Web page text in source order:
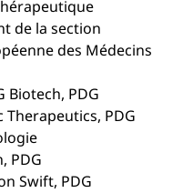
de la section
des Médecins
Biotech, PDG
Therapeutics, PDG
PDG
Swift, PDG